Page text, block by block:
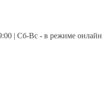
| Сб-Вс - в режиме онлайн